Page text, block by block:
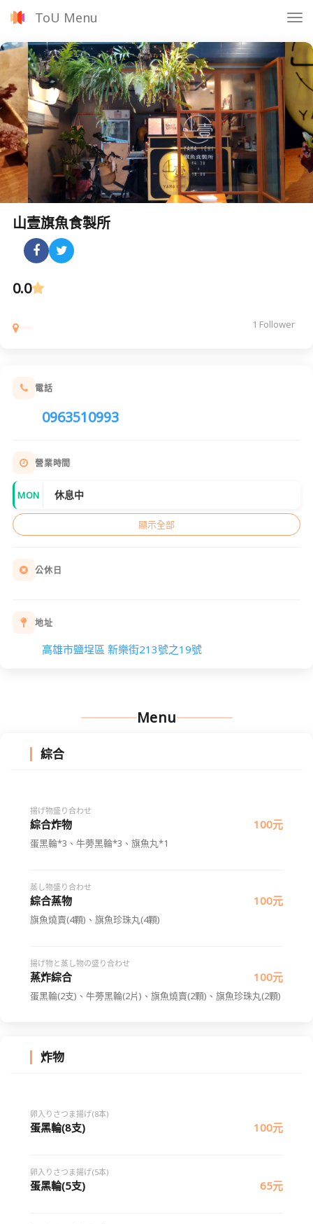
ToU Menu
山壹旗魚食製所
0.0
1 Follower
電話
0963510993
營業時間
MON 休息中
顯示全部
公休日
地址
高雄市鹽埕區 新樂街213號之19號
Menu
綜合
揚げ物盛り合わせ
綜合炸物 100元
蛋黑輪*3、牛蒡黑輪*3、旗魚丸*1
蒸し物盛り合わせ
綜合蒸物 100元
旗魚燒賣(4顆)、旗魚珍珠丸(4顆)
揚げ物と蒸し物の盛り合わせ
蒸炸綜合 100元
蛋黑輪(2支)、牛蒡黑輪(2片)、旗魚燒賣(2顆)、旗魚珍珠丸(2顆)
炸物
卵入りさつま揚げ(8本)
蛋黑輪(8支) 100元
卵入りさつま揚げ(5本)
蛋黑輪(5支) 65元